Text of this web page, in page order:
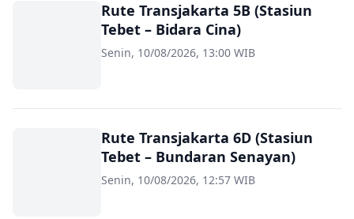
Rute Transjakarta 5B (Stasiun
Tebet – Bidara Cina)
Senin, 10/08/2026, 13:00 WIB
Rute Transjakarta 6D (Stasiun
Tebet – Bundaran Senayan)
Senin, 10/08/2026, 12:57 WIB